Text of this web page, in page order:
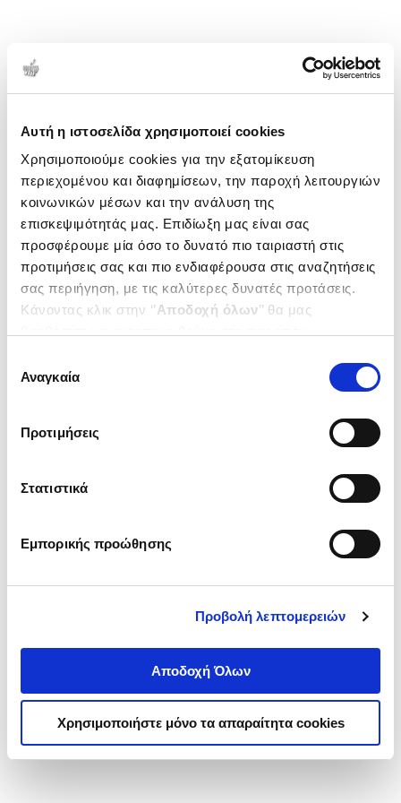
Αυτή η ιστοσελίδα χρησιμοποιεί cookies
Χρησιμοποιούμε cookies για την εξατομίκευση
περιεχομένου και διαφημίσεων, την παροχή λειτουργιών
κοινωνικών μέσων και την ανάλυση της
επισκεψιμότητάς μας. Επιδίωξη μας είναι σας
προσφέρουμε μία όσο το δυνατό πιο ταιριαστή στις
προτιμήσεις σας και πιο ενδιαφέρουσα στις αναζητήσεις
σας περιήγηση, με τις καλύτερες δυνατές προτάσεις.
Κάνοντας κλικ στην ‘’Αποδοχή όλων’’ θα μας
ενδιαφέρουν και να επιλέξετε από τα παρακάτω με την
΄΄και να ενημερωθείτε σχετικά με
συγκατάθεσης
Αναγκαία
Προτιμήσεις
Στατιστικά
Εμπορικής προώθησης
Προβολή λεπτομερειών
Αποδοχή Όλων
Χρησιμοποιήστε μόνο τα απαραίτητα cookies